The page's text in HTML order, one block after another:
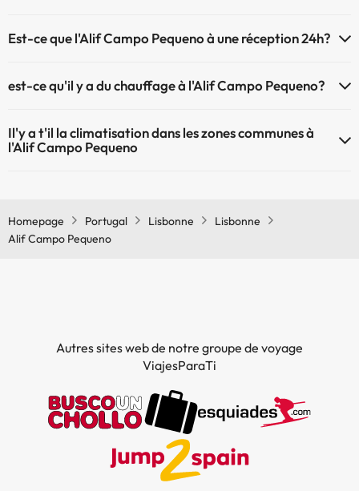
admis.
Est-ce que l'Alif Campo Pequeno à une réception 24h?
est-ce qu'il y a du chauffage à l'Alif Campo Pequeno?
communes
Il'y a t'il la climatisation dans les zones communes à
l'Alif Campo Pequeno
Homepage
Portugal Lisbonne
Lisbonne
Alif Campo Pequeno
Autres sites web de notre groupe de voyage
ViajesParaTi